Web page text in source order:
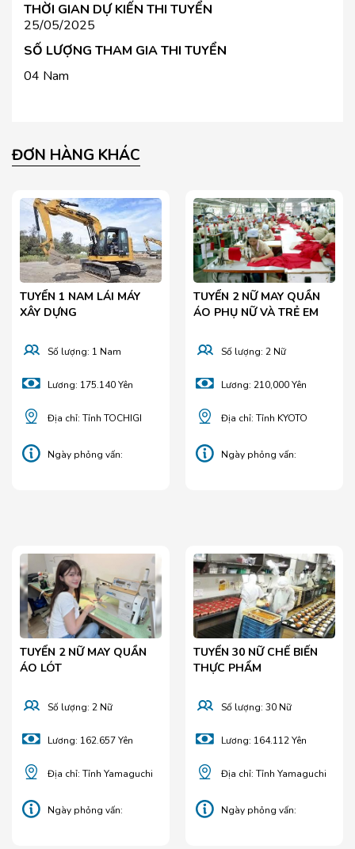
THỜI GIAN DỰ KIẾN THI TUYỂN
25/05/2025
SỐ LƯỢNG THAM GIA THI TUYỂN
04 Nam
ĐƠN HÀNG KHÁC
TUYỂN 1 NAM LÁI MÁY
XÂY DỰNG
Số lượng: 1 Nam
Lương: 175.140 Yên
Địa chỉ: Tỉnh TOCHIGI
Ngày phỏng vấn:
TUYỂN 2 NỮ MAY QUẦN
ÁO PHỤ NỮ VÀ TRẺ EM
Số lượng: 2 Nữ
Lương: 210,000 Yên
Địa chỉ: Tỉnh KYOTO
Ngày phỏng vấn:
TUYỂN 2 NỮ MAY QUẦN
ÁO LÓT
Số lượng: 2 Nữ
Lương: 162.657 Yên
Địa chỉ: Tỉnh Yamaguchi
Ngày phỏng vấn:
TUYỂN 30 NỮ CHẾ BIẾN
THỰC PHẨM
Số lượng: 30 Nữ
Lương: 164.112 Yên
Địa chỉ: Tỉnh Yamaguchi
Ngày phỏng vấn: